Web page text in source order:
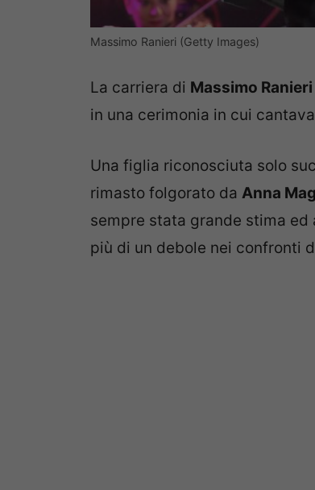
Massimo Ranieri (Getty Images)
La carriera di Massimo Ranieri
in una cerimonia in cui
Una figlia riconosciuta solo
rimasto folgorato da Anna
sempre stata grande stima
più di un debole nei confronti